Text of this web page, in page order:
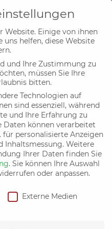
zum
|Familie und
Grund- und
Website. Einige von ihnen
uns helfen, diese Website
und Ihre Zustimmung zu
müssen Sie Ihre
bitten.
Technologien auf
sind essenziell, während
und Ihre Erfahrung zu
Daten können verarbeitet
für personalisierte Anzeigen
Inhaltsmessung. Weitere
Ihrer Daten finden Sie
. Sie können Ihre Auswahl
oder anpassen.
Externe Medien